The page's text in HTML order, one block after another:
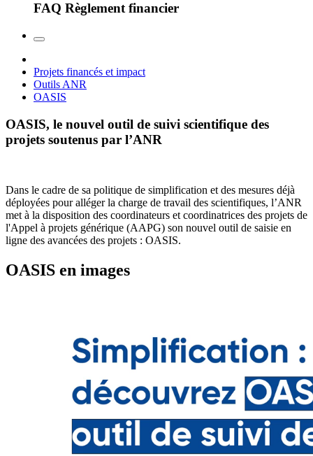
FAQ Règlement financier
Projets financés et impact
Outils ANR
OASIS
OASIS, le nouvel outil de suivi scientifique des
projets soutenus par l’ANR
Dans le cadre de sa politique de simplification et des mesures déjà
déployées pour alléger la charge de travail des scientifiques, l’ANR
met à la disposition des coordinateurs et coordinatrices des projets de
l'Appel à projets générique (AAPG) son nouvel outil de saisie en
ligne des avancées des projets : OASIS.
OASIS en images